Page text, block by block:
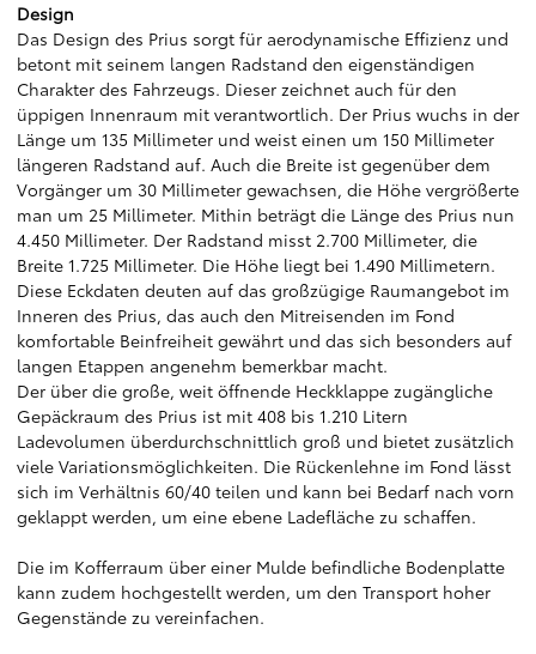
Design
Das Design des Prius sorgt für aerodynamische Effizienz und
betont mit seinem langen Radstand den eigenständigen
Charakter des Fahrzeugs. Dieser zeichnet auch für den
üppigen Innenraum mit verantwortlich. Der Prius wuchs in der
Länge um 135 Millimeter und weist einen um 150 Millimeter
längeren Radstand auf. Auch die Breite ist gegenüber dem
Vorgänger um 30 Millimeter gewachsen, die Höhe vergrößerte
man um 25 Millimeter. Mithin beträgt die Länge des Prius nun
4.450 Millimeter. Der Radstand misst 2.700 Millimeter, die
Breite 1.725 Millimeter. Die Höhe liegt bei 1.490 Millimetern.
Diese Eckdaten deuten auf das großzügige Raumangebot im
Inneren des Prius, das auch den Mitreisenden im Fond
komfortable Beinfreiheit gewährt und das sich besonders auf
langen Etappen angenehm bemerkbar macht.
Der über die große, weit öffnende Heckklappe zugängliche
Gepäckraum des Prius ist mit 408 bis 1.210 Litern
Ladevolumen überdurchschnittlich groß und bietet zusätzlich
viele Variationsmöglichkeiten. Die Rückenlehne im Fond lässt
sich im Verhältnis 60/40 teilen und kann bei Bedarf nach vorn
geklappt werden, um eine ebene Ladefläche zu schaffen.
Die im Kofferraum über einer Mulde befindliche Bodenplatte
kann zudem hochgestellt werden, um den Transport hoher
Gegenstände zu vereinfachen.